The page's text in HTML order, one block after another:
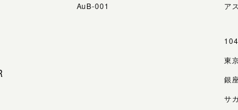
AuB-001 ア
東
銀
サ